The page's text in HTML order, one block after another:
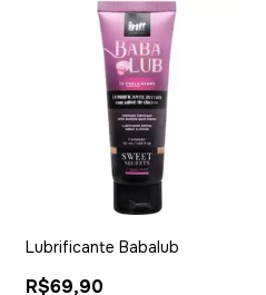
Lubrificante Babalub
R$69,90